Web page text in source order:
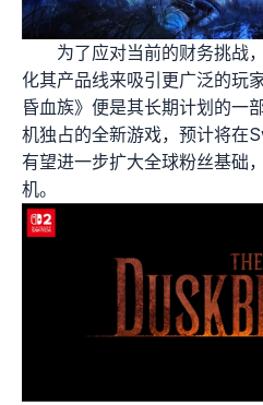
为了应对当前的财务挑战
化其产品线来吸引更广泛的玩
昏血族》便是其长期计划的一
机独占的全新游戏，预计将在
有望进一步扩大全球粉丝基础
机。